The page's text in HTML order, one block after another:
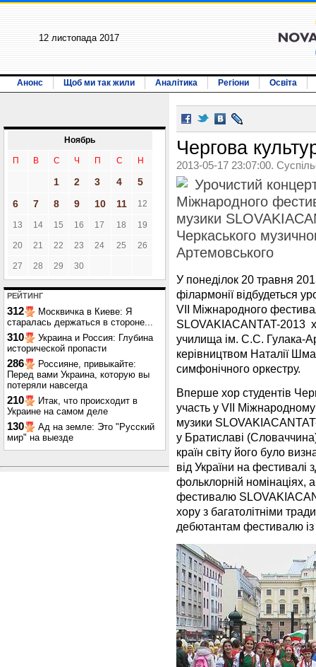
12 листопада 2017
Анонс Щоб ми так жили Аналітика Регіони Освіта
Ноябрь
П В С Ч П С Н
1 2 3 4
5
6
7 8 9 10 11 12
13 14 15 16 17 18 19
20 21 22 23 24 25 26
27 28 29 30
РЕЙТИНГ
312
Москвичка в Киеве: Я
старалась держаться в стороне...
310
Украина и Россия: Глубина
исторической пропасти
286
Россияне, привыкайте:
Перед вами Украина, которую вы
потеряли навсегда
210
Итак, что происходит в
Украине на самом деле
130
Ад на земле: Это "Русский
мир" на выезде
Чергова
2013-05-17 23:07:00.
Урочистий
Міжнародного
музики
Черкаського
Артемовського
У понеділок 20 травня
філармонії відбудеться
VII Міжнародного
SLOVAKIACANTAT-2013
училища ім. С.С. Гулака-
керівництвом Наталії
симфонічного оркестру.
Вперше хор студентів
участь у VII
музики
у Братиславі
країн світу його було
від України на фестивалі
фольклорній номінаціях,
фестивалю
хору з багатолітніми
дебютантам фестивалю